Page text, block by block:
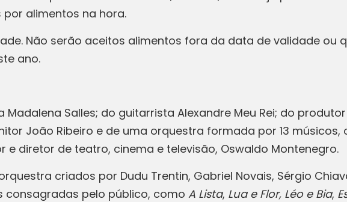
alimentos na hora.
Não serão aceitos alimentos fora da data de validade ou
ano.
Salles; do guitarrista Alexandre Meu Rei; do
João Ribeiro e de uma orquestra formada por 13
diretor de teatro, cinema e televisão, Oswaldo Montenegro.
criados por Dudu Trentin, Gabriel Novais, Sérgio
consagradas pelo público, como A Lista, Lua e Flor, Léo e Bia,